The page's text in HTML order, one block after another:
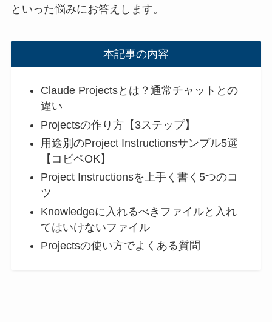
といった悩みにお答えします。
本記事の内容
Claude Projectsとは？通常チャットとの
違い
Projectsの作り方【3ステップ】
用途別のProject Instructionsサンプル5選
【コピペOK】
Project Instructionsを上手く書く5つのコ
ツ
Knowledgeに入れるべきファイルと入れ
てはいけないファイル
Projectsの使い方でよくある質問